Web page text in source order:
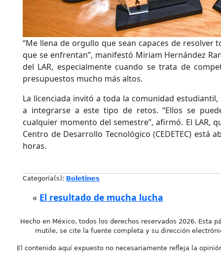
“Me llena de orgullo que sean capaces de resolver
que se enfrentan”, manifestó Miriam Hernández
del LAR, especialmente cuando se trata de
presupuestos mucho más altos.
La licenciada invitó a toda la comunidad
a integrarse a este tipo de retos. “Ellos se
cualquier momento del semestre”, afirmó. El LAR,
Centro de Desarrollo Tecnológico (CEDETEC) está
horas.
Categoría(s): Boletines
« El resultado de mucha lucha
Hecho en México, todos los derechos reservados 2026. Esta
mutile, se cite la fuente completa y su dirección
El contenido aquí expuesto no necesariamente refleja la